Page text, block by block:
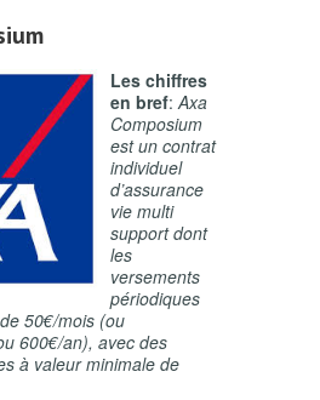
Les chiffres
en bref:Axa
Composium
est un contrat
individuel
d’assurance
vie multi
support dont
les
versements
périodiques
50€/mois (ou
600€/an), avec des
à valeur minimale de